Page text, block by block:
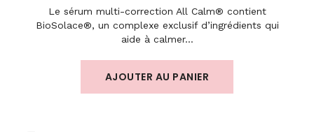
Le sérum multi-correction All Calm® contient
BioSolace®, un complexe exclusif d’ingrédients qui
aide à calmer…
AJOUTER AU PANIER